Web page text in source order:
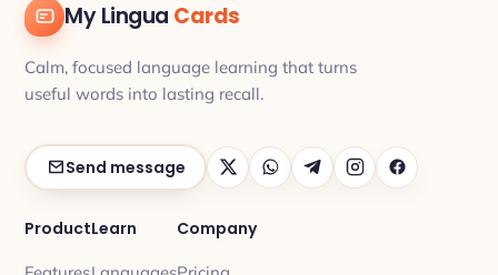
My Lingua Cards
Calm, focused language learning that turns
useful words into lasting recall.
Send message
ProductLearn Company